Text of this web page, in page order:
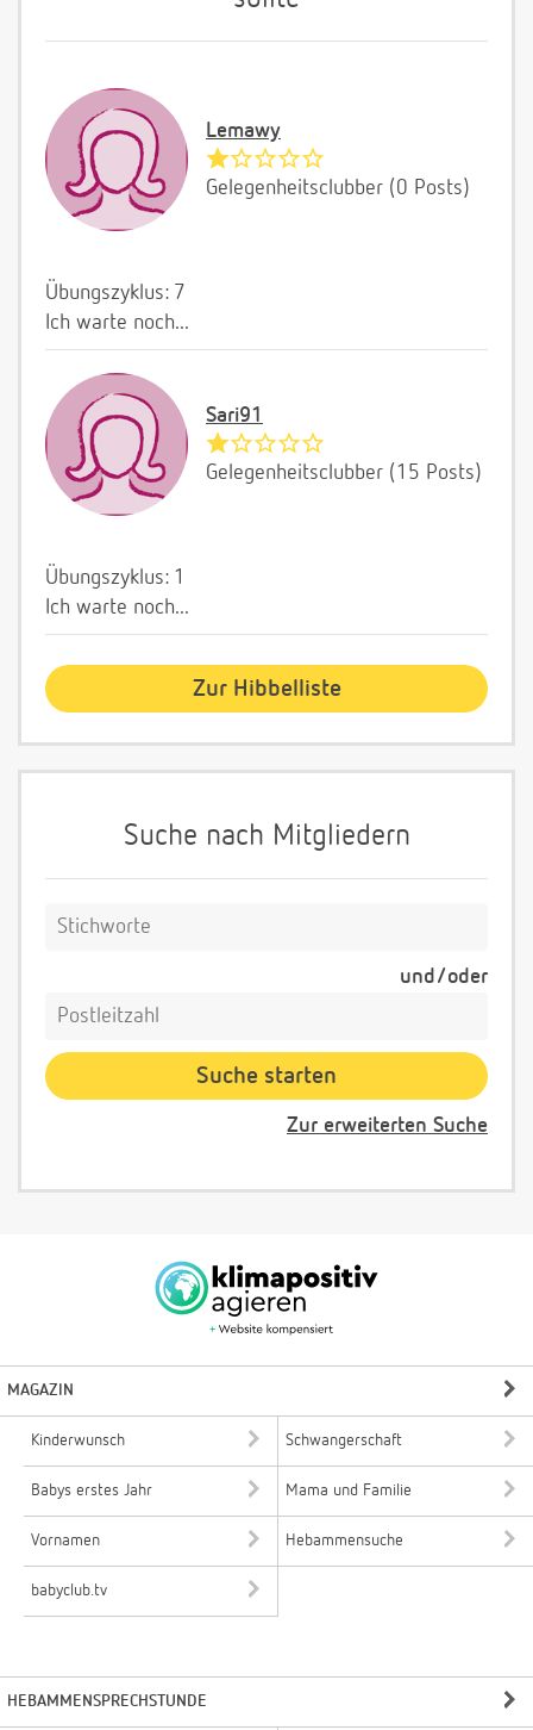
Lemawy
Gelegenheitsclubber (0 Posts)
Übungszyklus: 7
Ich warte noch...
Sari91
Gelegenheitsclubber (15 Posts)
Übungszyklus: 1
Ich warte noch...
Zur Hibbelliste
Suche nach Mitgliedern
und/oder
Zur erweiterten Suche
MAGAZIN
Kinderwunsch Schwangerschaft
Babys erstes Jahr Mama und Familie
Vornamen Hebammensuche
babyclub.tv
HEBAMMENSPRECHSTUNDE